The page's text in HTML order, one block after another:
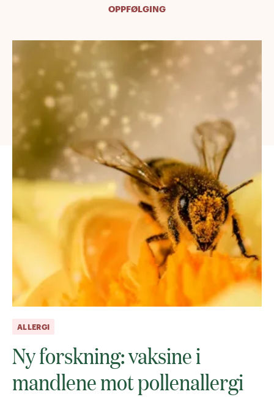
OPPFØLGING
ALLERGI
Ny forskning: vaksine i
mandlene mot pollenallergi